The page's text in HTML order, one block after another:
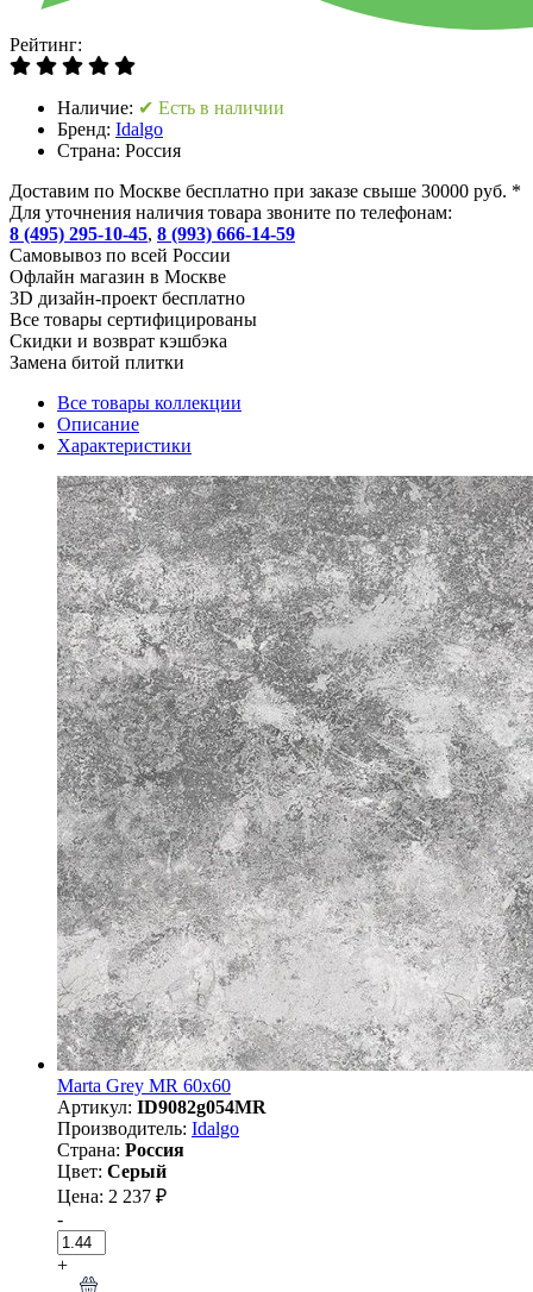
Рейтинг:
Наличие: ✔ Есть в наличии
Бренд: Idalgo
Страна: Россия
Доставим по Москве бесплатно при заказе свыше 30000 руб. *
Для уточнения наличия товара звоните по телефонам:
8 (495) 295-10-45, 8 (993) 666-14-59
Cамовывоз по всей России
Офлайн магазин в Москве
3D дизайн-проект бесплатно
Все товары сертифицированы
Скидки и возврат кэшбэка
Замена битой плитки
Все товары коллекции
Описание
Характеристики
Marta Grey MR 60x60
Артикул: ID9082g054MR
Производитель: Idalgo
Страна: Россия
Цвет: Серый
Цена: 2 237 ₽
-
+